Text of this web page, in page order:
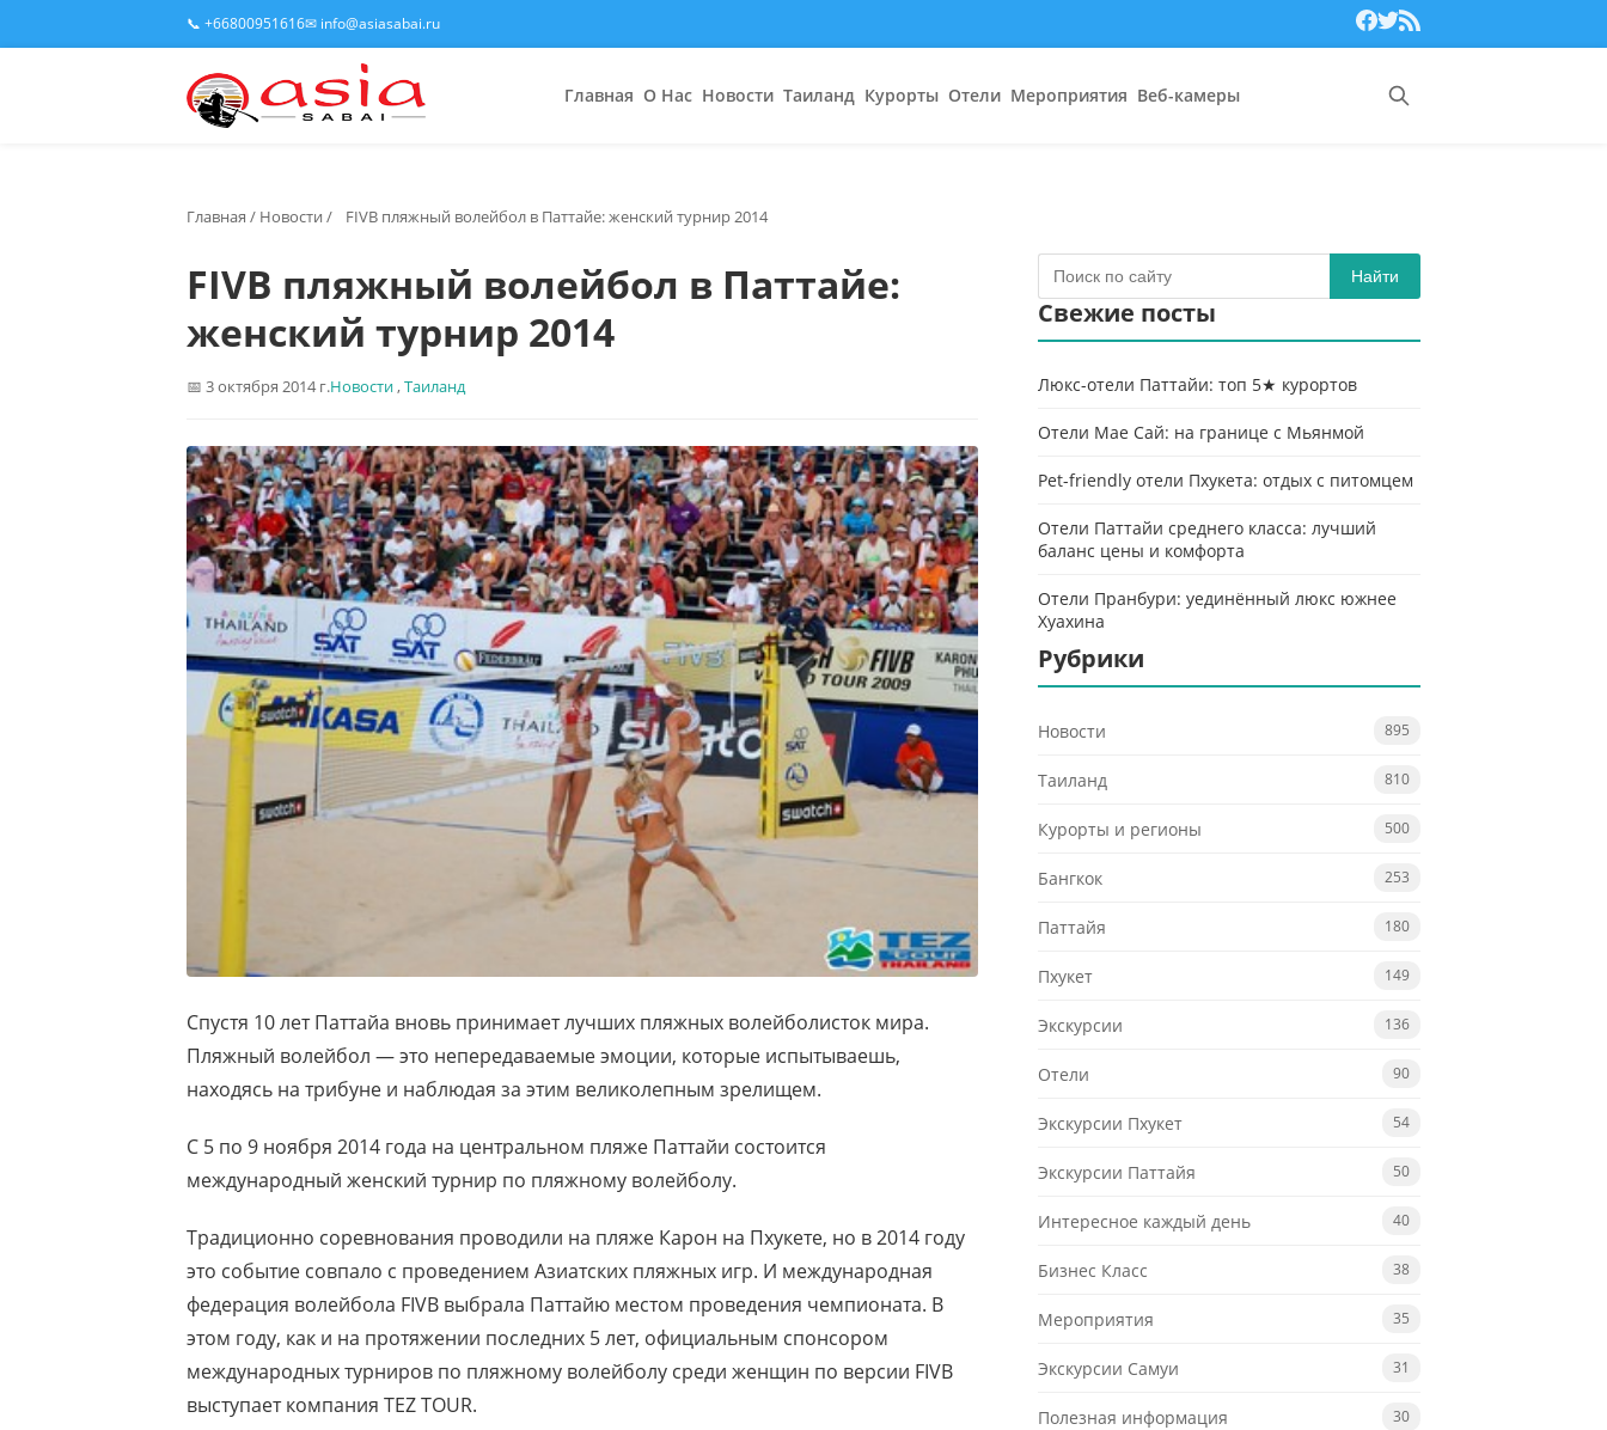
📞 +66800951616✉ info@asiasabai.ru
Главная О Нас Новости Таиланд Курорты Отели Мероприятия Веб-камеры
Главная / Новости / FIVB пляжный волейбол в Паттайе: женский турнир 2014
FIVB пляжный волейбол в Паттайе:
женский турнир 2014
3 октября 2014 г.Новости,Таиланд
Спустя 10 лет Паттайа вновь принимает лучших пляжных волейболисток мира.
Пляжный волейбол — это непередаваемые эмоции, которые испытываешь,
находясь на трибуне и наблюдая за этим великолепным зрелищем.
С 5 по 9 ноября 2014 года на центральном пляже Паттайи состоится
международный женский турнир по пляжному волейболу.
Традиционно соревнования проводили на пляже Карон на Пхукете, но в 2014 году
это событие совпало с проведением Азиатских пляжных игр. И международная
федерация волейбола FIVB выбрала Паттайю местом проведения чемпионата. В
этом году, как и на протяжении последних 5 лет, официальным спонсором
международных турниров по пляжному волейболу среди женщин по версии FIVB
выступает компания TEZ TOUR.
Найти
Свежие посты
Люкс-отели Паттайи: топ 5★ курортов
Отели Мае Сай: на границе с Мьянмой
Pet-friendly отели Пхукета: отдых с питомцем
Отели Паттайи среднего класса: лучший
баланс цены и комфорта
Отели Пранбури: уединённый люкс южнее
Хуахина
Рубрики
Новости 895
Таиланд 810
Курорты и регионы 500
Бангкок 253
Паттайя 180
Пхукет 149
Экскурсии 136
Отели 90
Экскурсии Пхукет 54
Экскурсии Паттайя 50
Интересное каждый день 40
Бизнес Класс 38
Мероприятия 35
Экскурсии Самуи 31
Полезная информация 30